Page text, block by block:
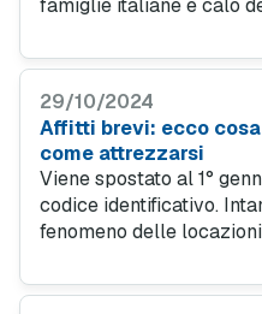
famiglie italiane e calo
prezzi, pur con
29/10/2024
Affitti brevi: ecco
come attrezzarsi
Viene spostato al 1°
codice identificativo.
fenomeno delle
mutuo.